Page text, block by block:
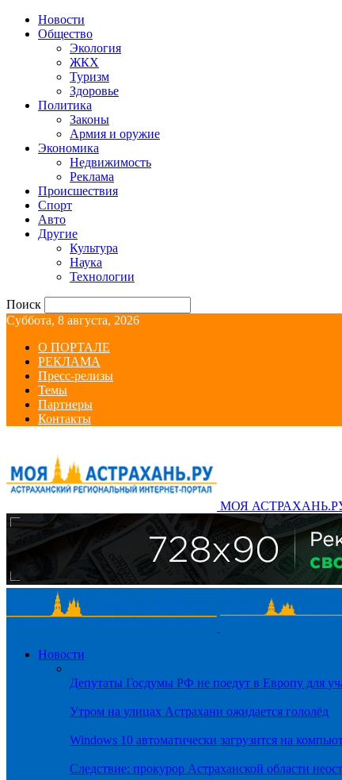
Новости
Общество
Экология
ЖКХ
Туризм
Здоровье
Политика
Законы
Армия и оружие
Экономика
Недвижимость
Реклама
Происшествия
Спорт
Авто
Другие
Культура
Наука
Технологии
Поиск
Суббота, 8 августа, 2026
О ПОРТАЛЕ
РЕКЛАМА
Пресс-релизы
Темы
Партнеры
Контакты
МОЯ
Новости
Депутаты Госдумы РФ не поедут в Европу для
Утром на улицах Астрахани ожидается гололёд
Windows 10 автоматически загрузится на
Следствие: прокурор Астраханской области